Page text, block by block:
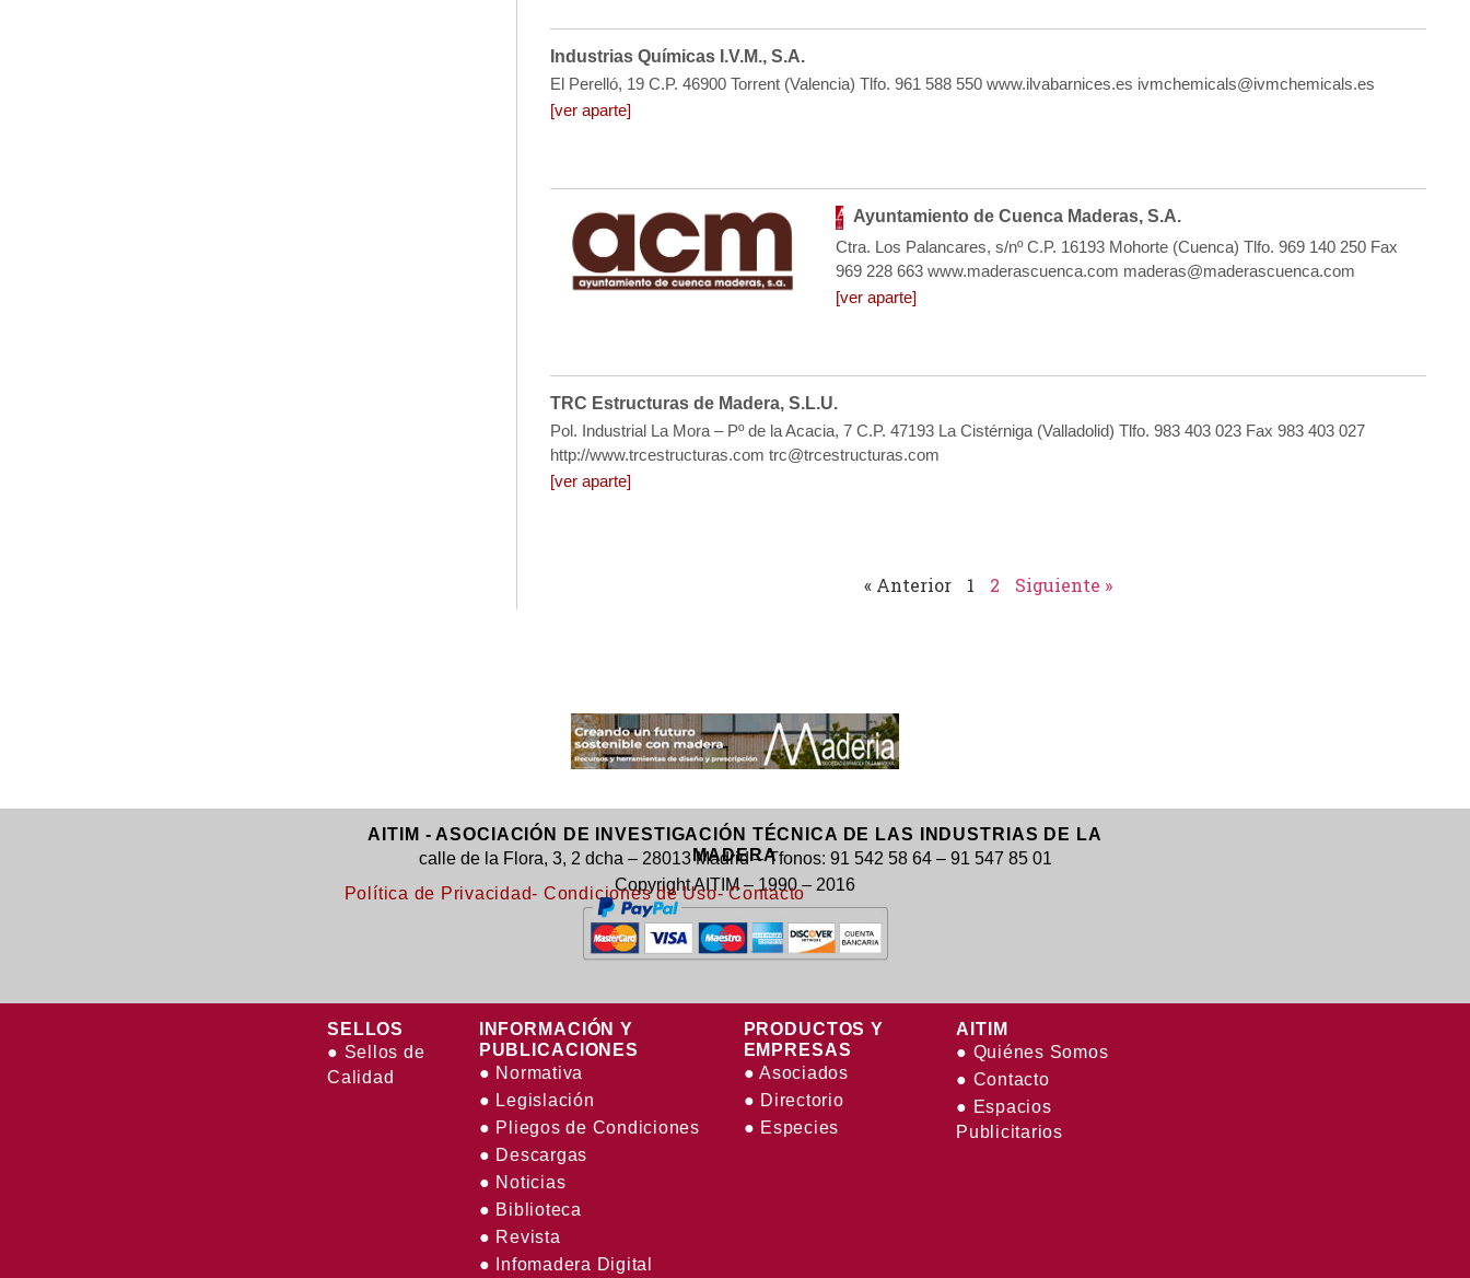
Industrias Químicas I.V.M., S.A.
El Perelló, 19 C.P. 46900 Torrent (Valencia) Tlfo. 961 588 550 www.ilvabarnices.es ivmchemicals@ivmchemicals.es
[ver aparte]
Ayuntamiento de Cuenca Maderas, S.A.
Ctra. Los Palancares, s/nº C.P. 16193 Mohorte (Cuenca) Tlfo. 969 140 250 Fax
969 228 663 www.maderascuenca.com maderas@maderascuenca.com
[ver aparte]
TRC Estructuras de Madera, S.L.U.
Pol. Industrial La Mora – Pº de la Acacia, 7 C.P. 47193 La Cistérniga (Valladolid) Tlfo. 983 403 023 Fax 983 403 027
http://www.trcestructuras.com trc@trcestructuras.com
[ver aparte]
« Anterior 1 2 Siguiente »
AITIM - ASOCIACIÓN DE INVESTIGACIÓN TÉCNICA DE LAS INDUSTRIAS DE LA
MADERA
calle de la Flora, 3, 2 dcha – 28013 Madrid – Tfonos: 91 542 58 64 – 91 547 85 01
Copyright AITIM – 1990 – 2016
Política de Privacidad- Condiciones de Uso- Contacto
SELLOS
● Sellos de
Calidad
INFORMACIÓN Y
PUBLICACIONES
● Normativa
● Legislación
● Pliegos de Condiciones
● Descargas
● Noticias
● Biblioteca
● Revista
● Infomadera Digital
PRODUCTOS Y
EMPRESAS
● Asociados
● Directorio
● Especies
AITIM
● Quiénes Somos
● Contacto
● Espacios
Publicitarios